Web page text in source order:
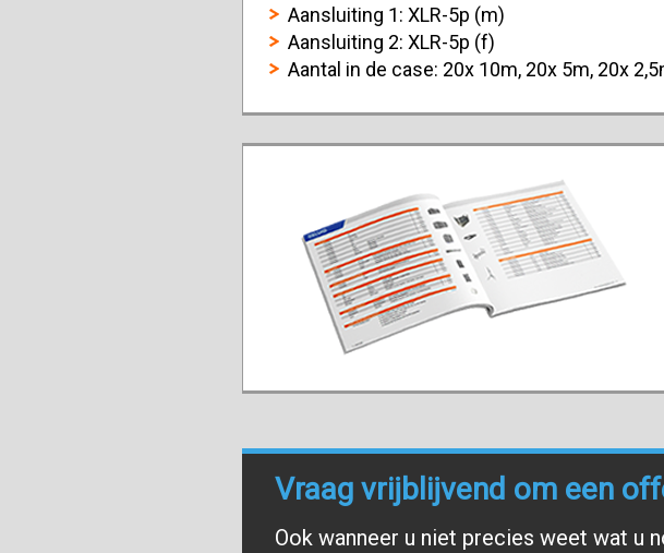
Aansluiting 1: XLR-5p (m)
Aansluiting 2: XLR-5p (f)
Aantal in de case: 20x 10m, 20x 5m, 20x
Vraag vrijblijvend om een
Ook wanneer u niet precies weet wat u